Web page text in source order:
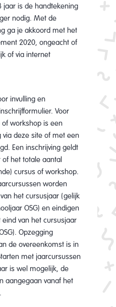
jaar is de handtekening
nodig. Met de
ga je akkoord met het
2020, ongeacht of
of via internet
invulling en
Voor
workshop is een
via deze site of met een
Een inschrijving geldt
het totale aantal
cursus of workshop.
worden
het cursusjaar (gelijk
OSG) en eindigen
van het cursusjaar
Opzegging
de overeenkomst is in
met jaarcursussen
is wel mogelijk, de
aangegaan vanaf het